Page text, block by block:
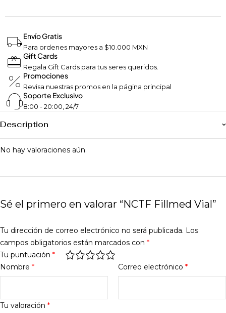
Envío Gratis
Para ordenes mayores a $10.000 MXN
Gift Cards
Regala Gift Cards para tus seres queridos.
Promociones
Revisa nuestras promos en la página principal
Soporte Exclusivo
8:00 - 20:00, 24/7
Description
No hay valoraciones aún.
Sé el primero en valorar “NCTF Fillmed Vial”
Tu dirección de correo electrónico no será publicada. Los
campos obligatorios están marcados con *
Tu puntuación *
Tu valoración *
Nombre * Correo electrónico *